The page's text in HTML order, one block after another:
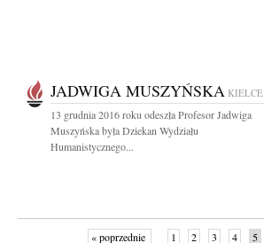
JADWIGA MUSZYŃSKA KIELCE
13 grudnia 2016 roku odeszła Profesor Jadwiga
Muszyńska była Dziekan Wydziału
Humanistycznego...
« poprzednie 1 2 3 4 5